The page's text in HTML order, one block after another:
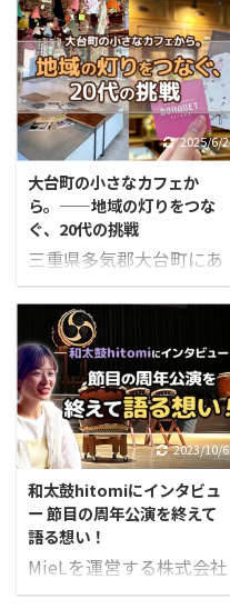
いと考え、授業を設計し
ました。 授業の軸に置い
たのは、「誰に、何を、
どう伝えるか」を意識し
ながら動画をつくること
です。 子どもたちは、操
作を覚えるだけでなく、
素材の選び方や見せる順
番、伝わりやすい ...
じてしまうのは、ごく普
通のことです。 「業務を
よくしたい」と思ってい
ても、最初の一歩が分か
らないまま立ち止まって
しまう。 多くの企業で、
同じような「最初のつま
ずき」が生まれていま
す。 しかし視点を少し変
えると、私たちはすでに
使って判断しています。
たとえば、健康管理アプ
リの歩数を見て「今日は
もう少し動こう」と考え
る。渋滞情報を確認して
別ルートを選ぶ。買い物
アプリの“おすすめ”から
商品を決める。 家庭で
も、我が家の中 ...
2025/6/2
大台町の小さなカフェか
ら。——地域の灯りをつな
ぐ、20代の挑戦
三重県多気郡大台町にあ
る、人気グルメバーガー
＆ドーナツのお店
『BOUQUET（ブー
ケ）』 天井一面のドライ
フラワーと豊かな自然の
景色の中、食事を楽しめ
るBOUQUETは、「大切
な人と大切な時間を過ご
してほしい」というコン
セプトで、運営されてい
ます。 店舗では、チーズ
をたっぷり使用した美味
2023/10/6
和太鼓hitomiにインタビュ
ー 節目の周年公演を終えて
語る想い！
MieLを運営する株式会社
サンエルでは、かかわる